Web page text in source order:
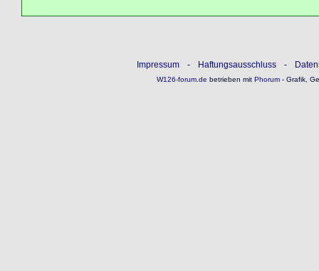
Impressum - Haftungsausschluss -
W126-forum.de betrieben mitPhorum- Grafik,